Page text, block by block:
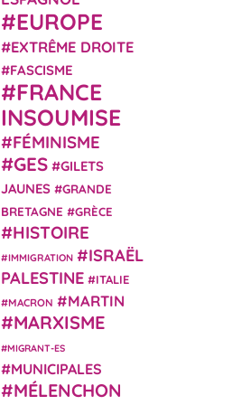
EUROPE
EXTRÊME DROITE
FASCISME
FRANCE
INSOUMISE
FÉMINISME
GES
GILETS
JAUNES
GRANDE
BRETAGNE
GRÈCE
HISTOIRE
IMMIGRATION
ISRAËL
PALESTINE
ITALIE
MACRON MARTIN
MARXISME
MIGRANT-ES
MUNICIPALES
MÉLENCHON